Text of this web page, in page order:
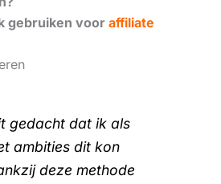
gebruiken voor affiliate
gedacht dat ik als
ambities dit kon
deze methode